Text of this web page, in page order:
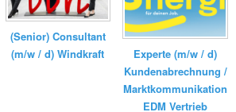
(Senior) Consultant
(m/w / d) Windkraft
Experte (m/w / d)
Kundenabrechnung /
Marktkommunikation
EDM Vertrieb